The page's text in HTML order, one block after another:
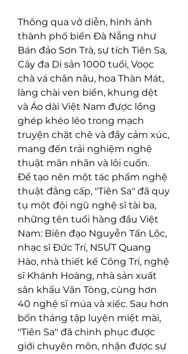
Thông qua vở diễn, hình ảnh
thành phố biển Đà Nẵng như
Bán đảo Sơn Trà, sự tích Tiên Sa,
Cây đa Di sản 1000 tuổi, Voọc
chà vá chân nâu, hoa Thàn Mát,
làng chài ven biển, khung dệt
và Áo dài Việt Nam được lồng
ghép khéo léo trong mạch
truyện chặt chẽ và đầy cảm xúc,
mang đến trải nghiệm nghệ
thuật mãn nhãn và lôi cuốn.
Để tạo nên một tác phẩm nghệ
thuật đẳng cấp, "Tiên Sa" đã quy
tụ một đội ngũ nghệ sĩ tài ba,
những tên tuổi hàng đầu Việt
Nam: Biên đạo Nguyễn Tấn Lộc,
nhạc sĩ Đức Trí, NSƯT Quang
Hào, nhà thiết kế Công Trí, nghệ
sĩ Khánh Hoàng, nhà sản xuất
sân khấu Văn Tòng, cùng hơn
40 nghệ sĩ múa và xiếc. Sau hơn
bốn tháng tập luyện miệt mài,
"Tiên Sa" đã chinh phục được
giới chuyên môn, nhận được sự